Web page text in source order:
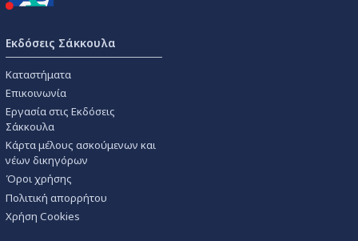
Εκδόσεις Σάκκουλα
Καταστήματα
Επικοινωνία
Εργασία στις Εκδόσεις
Σάκκουλα
Κάρτα μέλους ασκούμενων και
νέων δικηγόρων
Όροι χρήσης
Πολιτική απορρήτου
Χρήση Cookies